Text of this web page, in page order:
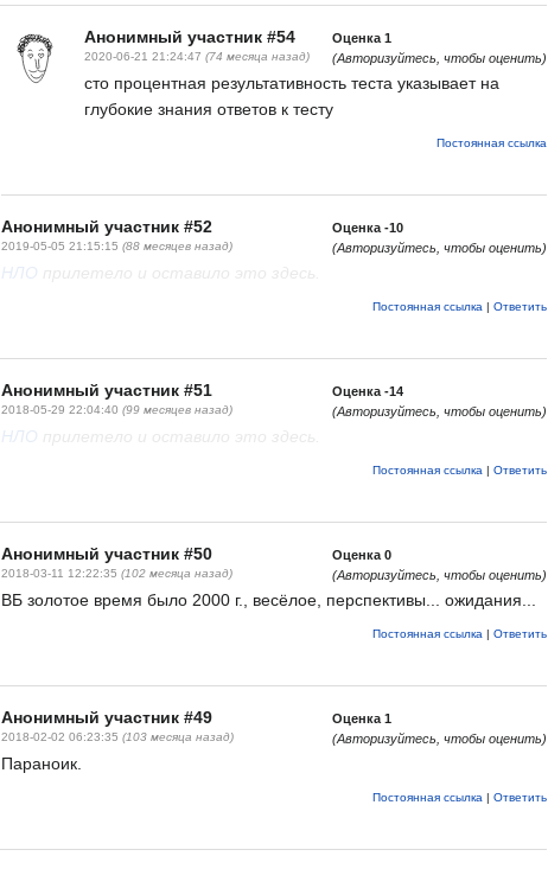
Анонимный участник #54
2020-06-21 21:24:47 (74 месяца назад)
Оценка 1
(Авторизуйтесь, чтобы оценить)
сто процентная результативность теста указывает на
глубокие знания ответов к тесту
Постоянная ссылка
Анонимный участник #52
2019-05-05 21:15:15 (88 месяцев назад)
Оценка -10
(Авторизуйтесь, чтобы оценить)
НЛО
Постоянная ссылка | Ответить
Анонимный участник #51
2018-05-29 22:04:40 (99 месяцев назад)
Оценка -14
(Авторизуйтесь, чтобы оценить)
НЛО
Постоянная ссылка | Ответить
Анонимный участник #50
2018-03-11 12:22:35 (102 месяца назад)
Оценка 0
(Авторизуйтесь, чтобы оценить)
ВБ золотое время было 2000 г., весёлое, перспективы... ожидания...
Постоянная ссылка | Ответить
Анонимный участник #49
2018-02-02 06:23:35 (103 месяца назад)
Оценка 1
(Авторизуйтесь, чтобы оценить)
Параноик.
Постоянная ссылка | Ответить